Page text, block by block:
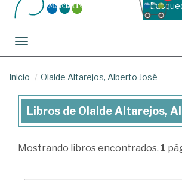
Toggle navigation
Inicio Olalde Altarejos, Alberto José
Libros
Olalde
Libros de Olalde Altarejos,
Mostrando libros encontrados. 1